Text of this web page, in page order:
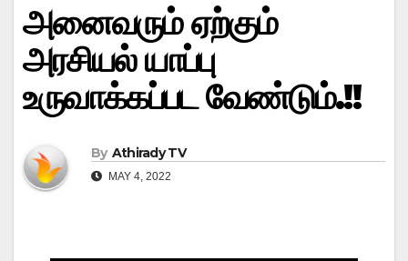
அனைவரும் ஏற்கும்
அரசியல் யாப்பு
உருவாக்கப்பட வேண்டும்.!!
By Athirady TV
MAY 4, 2022